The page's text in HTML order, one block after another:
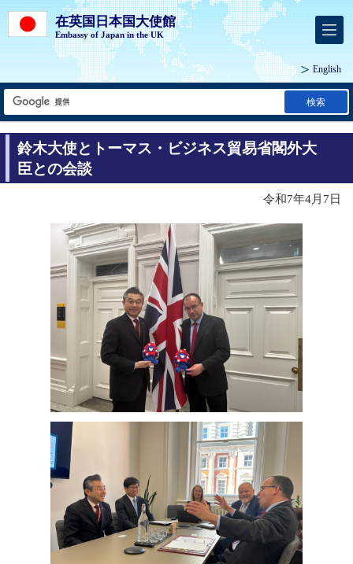
在英国日本国大使館
Embassy of Japan in the UK
English
検索
鈴木大使とトーマス・ビジネス貿易省閣外大
臣との会談
令和7年4月7日